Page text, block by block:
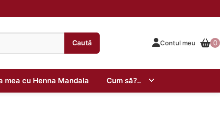
Caută Contul meu 0
mea cu Henna Mandala Cum să?..